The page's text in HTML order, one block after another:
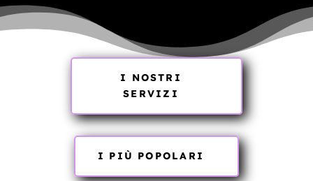
I NOSTRI
SERVIZI
I PIÙ POPOLARI